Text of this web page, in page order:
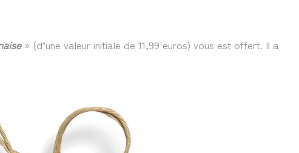
» (d’une valeur initiale de 11,99 euros) vous est offert. Il a